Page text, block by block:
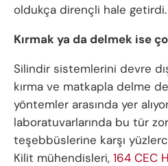
oldukça dirençli hale getirdi.
Kırmak ya da delmek ise
Silindir sistemlerini devre
kırma ve matkapla delme
yöntemler arasında yer
laboratuvarlarında bu tür
teşebbüslerine karşı
Kilit mühendisleri, 164 CEC H